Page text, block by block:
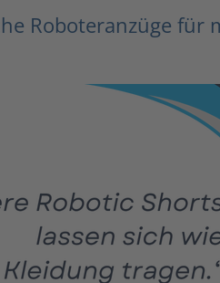
Roboteranzüge für